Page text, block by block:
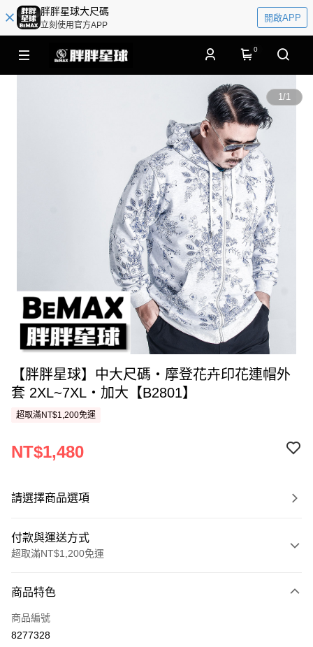
胖胖星球大尺碼
立刻使用官方APP
開啟APP
0
1/1
【胖胖星球】中大尺碼‧摩登花卉印花連帽外
套 2XL~7XL‧加大【B2801】
超取滿NT$1,200免運
NT$1,480
請選擇商品選項
付款與運送方式
超取滿NT$1,200免運
信用卡一次付款
超商取貨付款
商品特色
商品編號
8277328